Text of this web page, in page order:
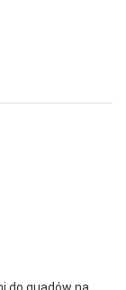
do quadów na